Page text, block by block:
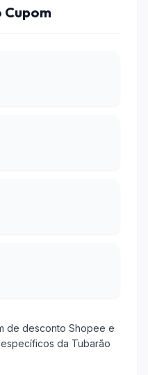
Cupom
de desconto Shopee e
da Tubarão